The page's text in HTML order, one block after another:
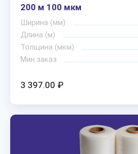
200 м 100 мкм
Ширина (мм)
Длина (м)
Толщина (мкм)
Мин.заказ
3 397.00 ₽